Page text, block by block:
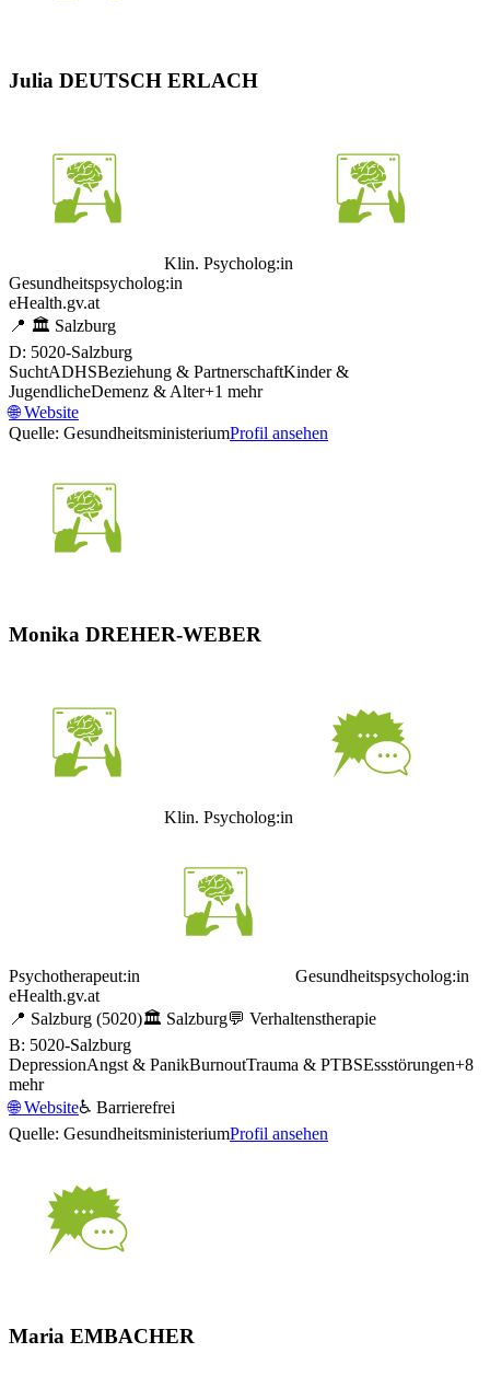
Julia DEUTSCH ERLACH
Klin. Psycholog:in
Gesundheitspsycholog:in
eHealth.gv.at
📍 🏛️ Salzburg
D: 5020-Salzburg
SuchtADHSBeziehung & PartnerschaftKinder &
JugendlicheDemenz & Alter+1 mehr
🌐Website
Quelle: GesundheitsministeriumProfil ansehen
Monika DREHER-WEBER
Klin. Psycholog:in
Psychotherapeut:in
Gesundheitspsycholog:in
eHealth.gv.at
📍 Salzburg (5020)🏛️ Salzburg💬 Verhaltenstherapie
B: 5020-Salzburg
DepressionAngst & PanikBurnoutTrauma & PTBSEssstörungen+8
mehr
🌐Website♿ Barrierefrei
Quelle: GesundheitsministeriumProfil ansehen
Maria EMBACHER